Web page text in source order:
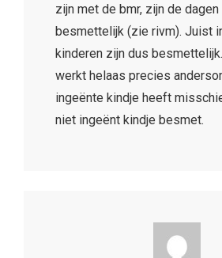
zijn met de bmr, zijn de dagen
besmettelijk (zie rivm). Juist
kinderen zijn dus
werkt helaas precies
ingeënte kindje heeft
niet ingeënt kindje besmet.